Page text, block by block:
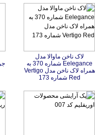
لاک ناخن ماوالا مدل
Eelegance شماره 370 به
همراه لاک ناخن مدل Vertigo
Red شماره 173